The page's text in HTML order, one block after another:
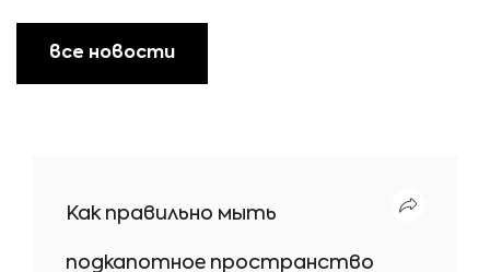
все новости
Как правильно мыть
подкапотное пространство